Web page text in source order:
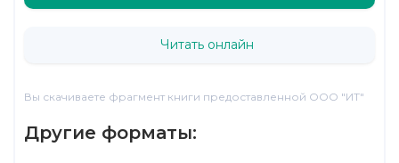
Читать онлайн
Вы скачиваете фрагмент книги предоставленной ООО "ИТ"
Другие форматы: